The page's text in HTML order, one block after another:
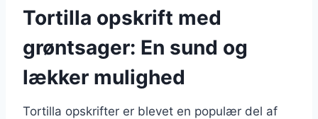
Tortilla opskrift med
grøntsager: En sund og
lækker mulighed
Tortilla opskrifter er blevet en populær del af